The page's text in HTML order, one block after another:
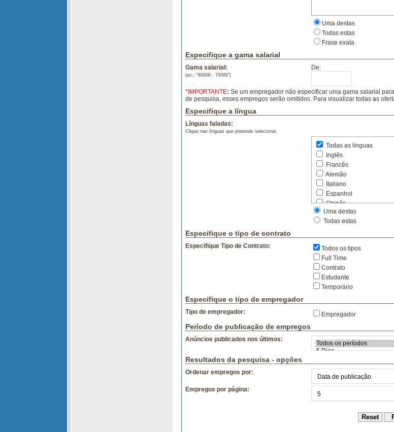
Publicidade
Quadros
Recursos Humanos
Relações Públicas
Secretariado
Serviços
Telecomunicações
Vendas
Ciências da Educação
Psicologia
Animação Sócio-
Outras
Transportes / Logistica
Distribuíção
Tecnologias de
Uma destas
Todas estas
Frase exata
Especifique a gama salarial
Gama salarial:
(ex.: "60000 - 75000")
De:
*IMPORTANTE: Se um empregador não especificar uma gama salarial
de pesquisa, esses empregos serão omitidos. Para visualizar todas as
Especifique a língua
Línguas faladas:
Clique nas línguas que pretende selecionar.
Todas as línguas
Inglês
Francês
Alemão
Italiano
Espanhol
Chinês
Japonês
Português
Uma destas
Todas estas
Especifique o tipo de contrato
Especifique Tipo de Contrato:
Todos os tipos
Full Time
Contrato
Estudante
Temporário
Especifique o tipo de empregador
Tipo de empregador: Empregador
Período de publicação de empregos
Anúncios publicados nos últimos:
Resultados da pesquisa - opções
Ordenar empregos por:
Empregos por página: